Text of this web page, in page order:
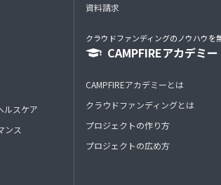
ルスケア
ンス
資料請求
クラウドファンディングのノウハウを
CAMPFIREアカデミー
CAMPFIREアカデミーとは
クラウドファンディングとは
プロジェクトの作り方
プロジェクトの広め方